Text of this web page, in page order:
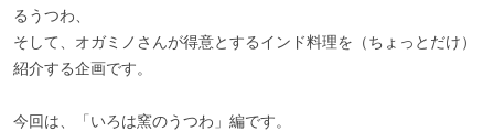
るうつわ、
そして、オガミノさんが得意とするインド料理を（ちょっとだけ）
紹介する企画です。
今回は、「いろは窯のうつわ」編です。